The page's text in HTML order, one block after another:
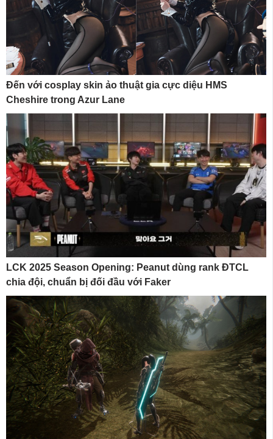
Đến với cosplay skin ảo thuật gia cực diệu HMS
Cheshire trong Azur Lane
LCK 2025 Season Opening: Peanut dùng rank ĐTCL
chia đội, chuẩn bị đối đầu với Faker